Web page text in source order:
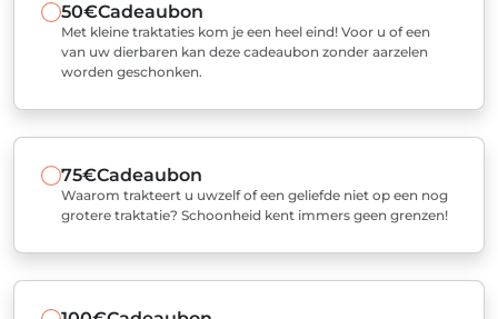
50€Cadeaubon
Met kleine traktaties kom je een heel eind! Voor u of een
van uw dierbaren kan deze cadeaubon zonder aarzelen
worden geschonken.
75€Cadeaubon
Waarom trakteert u uwzelf of een geliefde niet op een nog
grotere traktatie? Schoonheid kent immers geen grenzen!